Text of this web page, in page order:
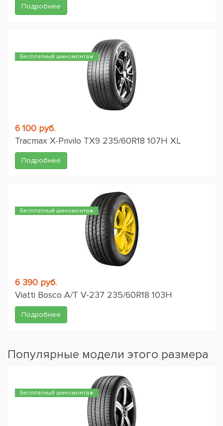
Подробнее
Бесплатный шиномонтаж
6 100 руб.
Tracmax X-Privilo TX9 235/60R18 107H XL
Подробнее
Бесплатный шиномонтаж
6 390 руб.
Viatti Bosco A/T V-237 235/60R18 103H
Подробнее
Популярные модели этого размера
Бесплатный шиномонтаж